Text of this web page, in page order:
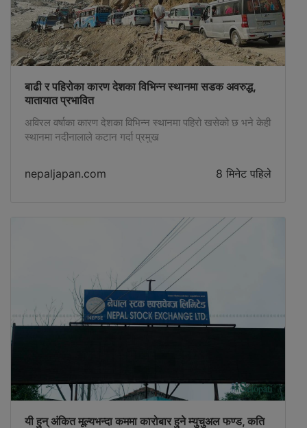
बाढी र पहिरोका कारण देशका विभिन्न स्थानमा सडक अवरुद्ध,
यातायात प्रभावित
अविरल वर्षाका कारण देशका विभिन्न स्थानमा पहिरो खसेको छ भने केही
स्थानमा नदीनालाले कटान गर्दा प्रमुख
nepaljapan.com 8 मिनेट पहिले
यी हुन् अंकित मूल्यभन्दा कममा कारोबार हुने म्युचुअल फण्ड, कति